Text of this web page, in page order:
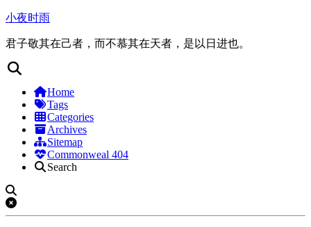
小夜时雨
君子敬其在己者，而不慕其在天者，是以日进也。
Home
Tags
Categories
Archives
Sitemap
Commonweal 404
Search